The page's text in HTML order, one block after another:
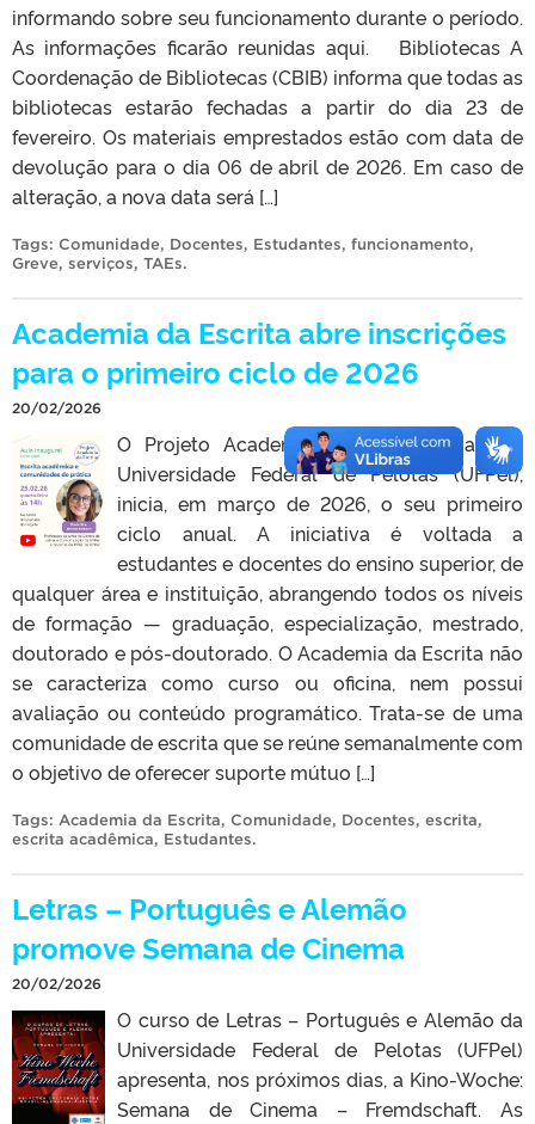
informando sobre seu funcionamento durante o período.
As informações ficarão reunidas aqui. Bibliotecas A
Coordenação de Bibliotecas (CBIB) informa que todas as
bibliotecas estarão fechadas a partir do dia 23 de
fevereiro. Os materiais emprestados estão com data de
devolução para o dia 06 de abril de 2026. Em caso de
alteração, a nova data será […]
Tags: Comunidade, Docentes, Estudantes, funcionamento,
Greve, serviços, TAEs.
Academia da Escrita abre inscrições
para o primeiro ciclo de 2026
20/02/2026
O Projeto Academia da Escrita, ligado à
Universidade Federal de Pelotas (UFPel),
inicia, em março de 2026, o seu primeiro
ciclo anual. A iniciativa é voltada a
estudantes e docentes do ensino superior, de
qualquer área e instituição, abrangendo todos os níveis
de formação — graduação, especialização, mestrado,
doutorado e pós-doutorado. O Academia da Escrita não
se caracteriza como curso ou oficina, nem possui
avaliação ou conteúdo programático. Trata-se de uma
comunidade de escrita que se reúne semanalmente com
o objetivo de oferecer suporte mútuo […]
Tags: Academia da Escrita, Comunidade, Docentes, escrita,
escrita acadêmica, Estudantes.
Letras – Português e Alemão
promove Semana de Cinema
20/02/2026
O curso de Letras – Português e Alemão da
Universidade Federal de Pelotas (UFPel)
apresenta, nos próximos dias, a Kino-Woche:
Semana de Cinema – Fremdschaft. As